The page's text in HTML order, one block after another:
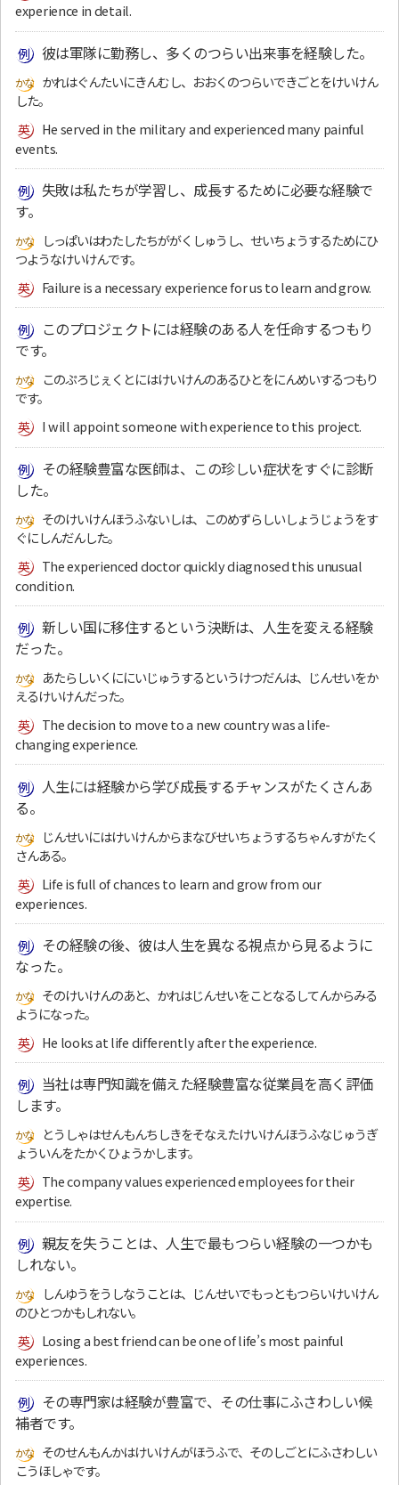
experience in detail.
彼は軍隊に勤務し、多くのつらい出来事を経験した。
かれはぐんたいにきんむし、おおくのつらいできごとをけいけん
した。
He served in the military and experienced many painful
events.
失敗は私たちが学習し、成長するために必要な経験で
す。
しっぱいはわたしたちががくしゅうし、せいちょうするためにひ
つようなけいけんです。
Failure is a necessary experience for us to learn and grow.
このプロジェクトには経験のある人を任命するつもり
です。
このぷろじぇくとにはけいけんのあるひとをにんめいするつもり
です。
I will appoint someone with experience to this project.
その経験豊富な医師は、この珍しい症状をすぐに診断
した。
そのけいけんほうふないしは、このめずらしいしょうじょうをす
ぐにしんだんした。
The experienced doctor quickly diagnosed this unusual
condition.
新しい国に移住するという決断は、人生を変える経験
だった。
あたらしいくににいじゅうするというけつだんは、じんせいをか
えるけいけんだった。
The decision to move to a new country was a life-
changing experience.
人生には経験から学び成長するチャンスがたくさんあ
る。
じんせいにはけいけんからまなびせいちょうするちゃんすがたく
さんある。
Life is full of chances to learn and grow from our
experiences.
その経験の後、彼は人生を異なる視点から見るように
なった。
そのけいけんのあと、かれはじんせいをことなるしてんからみる
ようになった。
He looks at life differently after the experience.
当社は専門知識を備えた経験豊富な従業員を高く評価
します。
とうしゃはせんもんちしきをそなえたけいけんほうふなじゅうぎ
ょういんをたかくひょうかします。
The company values experienced employees for their
expertise.
親友を失うことは、人生で最もつらい経験の一つかも
しれない。
しんゆうをうしなうことは、じんせいでもっともつらいけいけん
のひとつかもしれない。
Losing a best friend can be one of life’s most painful
experiences.
その専門家は経験が豊富で、その仕事にふさわしい候
補者です。
そのせんもんかはけいけんがほうふで、そのしごとにふさわしい
こうほしゃです。